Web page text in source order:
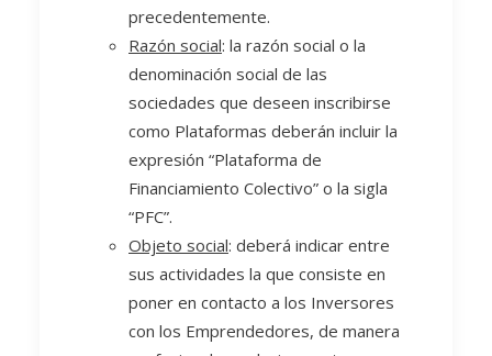
precedentemente.
Razón social: la razón social o la
denominación social de las
sociedades que deseen inscribirse
como Plataformas deberán incluir la
expresión “Plataforma de
Financiamiento Colectivo” o la sigla
“PFC”.
Objeto social: deberá indicar entre
sus actividades la que consiste en
poner en contacto a los Inversores
con los Emprendedores, de manera